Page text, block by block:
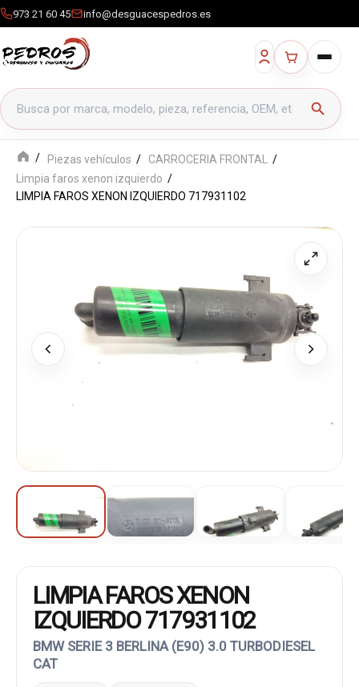
973 21 60 45 info@desguacespedros.es
Buscar productos
search
Piezas vehículos
CARROCERIA FRONTAL
Limpia faros xenon izquierdo
LIMPIA FAROS XENON IZQUIERDO 717931102
LIMPIA FAROS XENON
IZQUIERDO 717931102
BMW SERIE 3 BERLINA (E90) 3.0 TURBODIESEL
CAT